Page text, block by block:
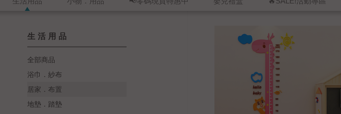
生活用品
全部商品
浴巾．紗布
居家．布置
地墊．踏墊